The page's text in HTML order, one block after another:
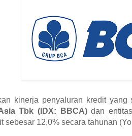
kinerja penyaluran kredit
Tbk (IDX: BBCA)dan
sebesar 12,0% secara tahunan